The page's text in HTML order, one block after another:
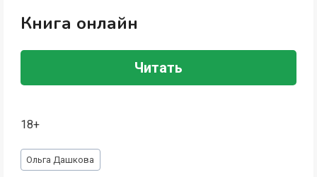
Книга онлайн
Читать
18+
Метки
записи:
Ольга Дашкова